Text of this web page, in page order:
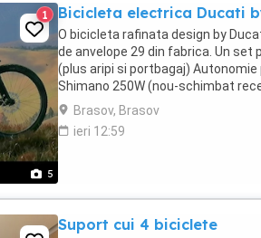
5
1 Bicicleta electrica Ducati
O bicicleta rafinata design by
de anvelope 29 din fabrica. Un
(plus aripi si portbagaj)
Shimano 250W (nou-schimbat
Brasov, Brasov
ieri 12:59
Suport cui 4 biciclete